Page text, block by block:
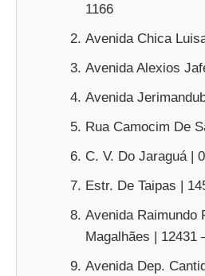
1166
Avenida Chica
Avenida Alexios
Avenida
Rua Camocim De
C. V. Do Jaraguá |
Estr. De Taipas |
Avenida Raimundo
Magalhães | 12431
Avenida Dep.